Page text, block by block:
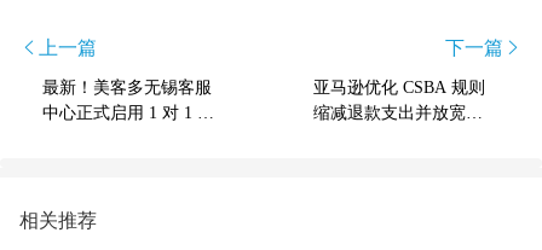
上一篇
最新！美客多无锡客服
中心正式启用 1 对 1 中
下一篇
亚马逊优化 CSBA 规则
缩减退款支出并放宽免
相关推荐